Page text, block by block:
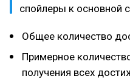
спойлеры к основной
Общее количество
Примерное
получения всех